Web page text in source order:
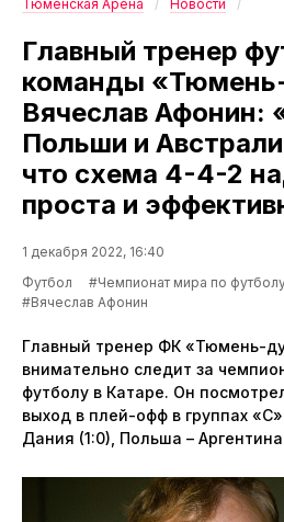
Тюменская Арена Новости
Главный тренер
команды
Вячеслав Афонин:
Польши и
что схема 4-4-2
проста и
1 декабря 2022, 16:40
Футбол
#Чемпионат мира по
#Вячеслав Афонин
Главный тренер ФК «Тюмень-
внимательно следит за
футболу в Катаре. Он
выход в плей-офф в группах
Дания (1:0), Польша –